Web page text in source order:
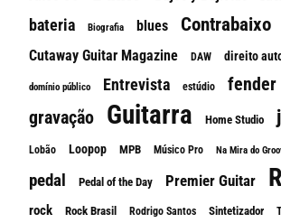
bateria Biografia blues Contrabaixo
Cutaway Guitar Magazine DAW direito
domínio público Entrevista estúdio fender
gravação Guitarra Home Studio
Lobão Loopop MPB Músico Pro Na Mira do
pedal Pedal of the Day Premier Guitar
rock Rock Brasil Rodrigo Santos Sintetizador